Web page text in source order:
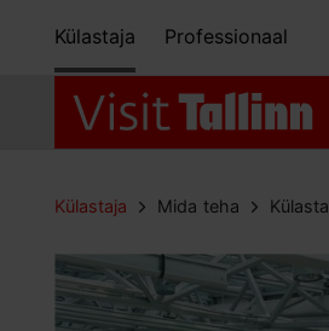
Külastaja Professionaal
Külastaja Mida teha Külasta